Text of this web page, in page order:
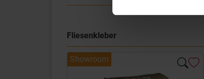
Fliesenkleber
Showroom